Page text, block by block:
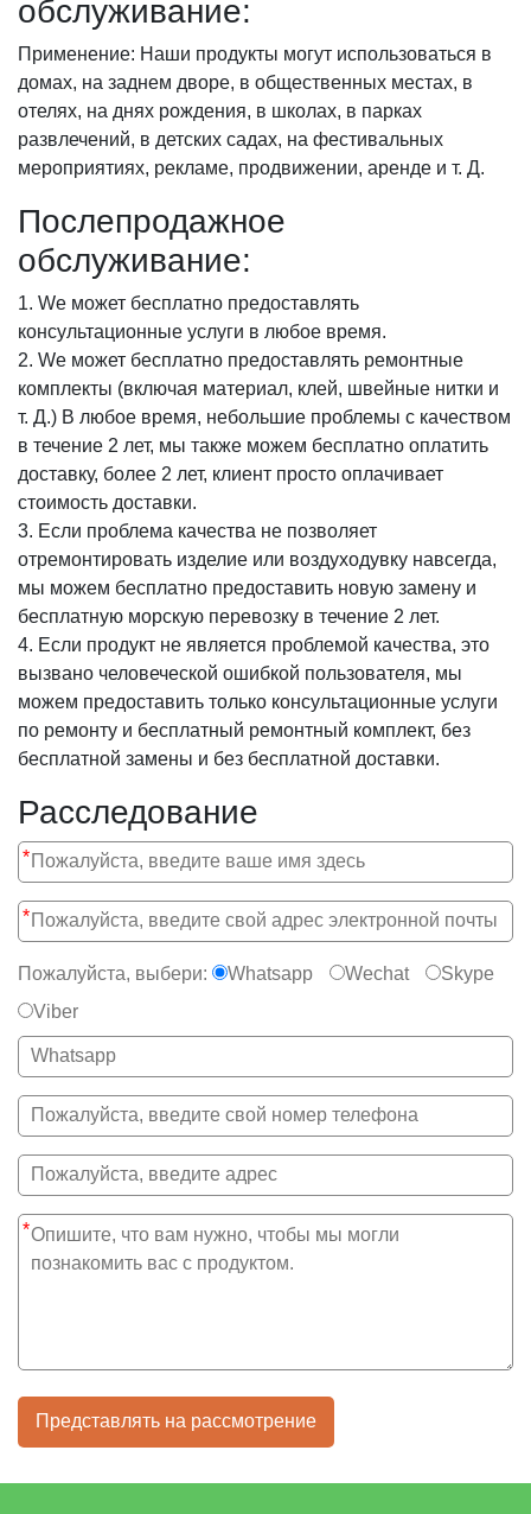
обслуживание:
Применение: Наши продукты могут использоваться в
домах, на заднем дворе, в общественных местах, в
отелях, на днях рождения, в школах, в парках
развлечений, в детских садах, на фестивальных
мероприятиях, рекламе, продвижении, аренде и т. Д.
Послепродажное
обслуживание:
1. We может бесплатно предоставлять
консультационные услуги в любое время.
2. We может бесплатно предоставлять ремонтные
комплекты (включая материал, клей, швейные нитки и
т. Д.) В любое время, небольшие проблемы с качеством
в течение 2 лет, мы также можем бесплатно оплатить
доставку, более 2 лет, клиент просто оплачивает
стоимость доставки.
3. Если проблема качества не позволяет
отремонтировать изделие или воздуходувку навсегда,
мы можем бесплатно предоставить новую замену и
бесплатную морскую перевозку в течение 2 лет.
4. Если продукт не является проблемой качества, это
вызвано человеческой ошибкой пользователя, мы
можем предоставить только консультационные услуги
по ремонту и бесплатный ремонтный комплект, без
бесплатной замены и без бесплатной доставки.
Расследование
*
*
Пожалуйста, выбери: Whatsapp Wechat
Skype
Viber
*
Представлять на рассмотрение